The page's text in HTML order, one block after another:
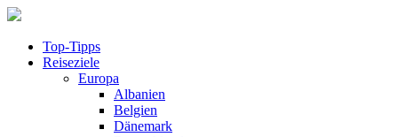
Top-Tipps
Reiseziele
Europa
Albanien
Belgien
Dänemark